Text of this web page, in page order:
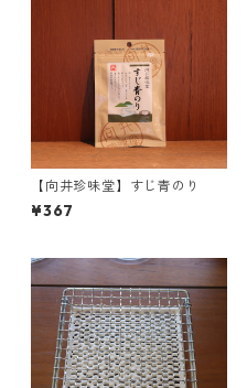
【向井珍味堂】すじ青のり
¥367